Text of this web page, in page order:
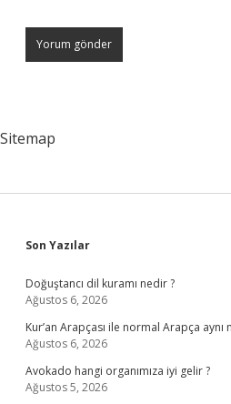
Sitemap
Sidebar
Son Yazılar
Doğuştancı dil kuramı nedir ?
Ağustos 6, 2026
Kur’an Arapçası ile normal Arapça aynı
Ağustos 6, 2026
Avokado hangi organımıza iyi gelir ?
Ağustos 5, 2026